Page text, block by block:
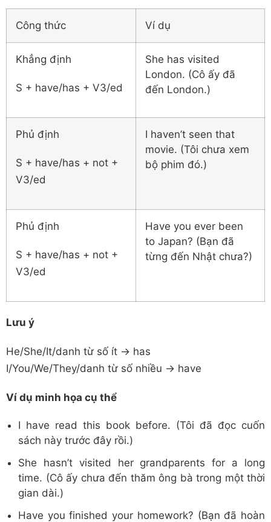
Công thức Ví dụ
Khẳng định
S + have/has + V3/ed
She has visited
London. (Cô ấy đã
đến London.)
Phủ định
S + have/has + not +
V3/ed
I haven’t seen that
movie. (Tôi chưa xem
bộ phim đó.)
Phủ định
S + have/has + not +
V3/ed
Have you ever been
to Japan? (Bạn đã
từng đến Nhật chưa?)
Lưu ý
He/She/It/danh từ số ít → has
I/You/We/They/danh từ số nhiều → have
Ví dụ minh họa cụ thể
I have read this book before. (Tôi đã đọc cuốn
sách này trước đây rồi.)
She hasn’t visited her grandparents for a long
time. (Cô ấy chưa đến thăm ông bà trong một thời
gian dài.)
Have you finished your homework? (Bạn đã hoàn